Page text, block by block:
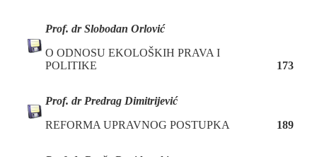
Prof. drSlobodan Orlović
O ODNOSU EKOLOŠKIH PRAVA I
POLITIKE
173
Prof. dr Predrag Dimitrijević
REFORMA UPRAVNOG POSTUPKA
189